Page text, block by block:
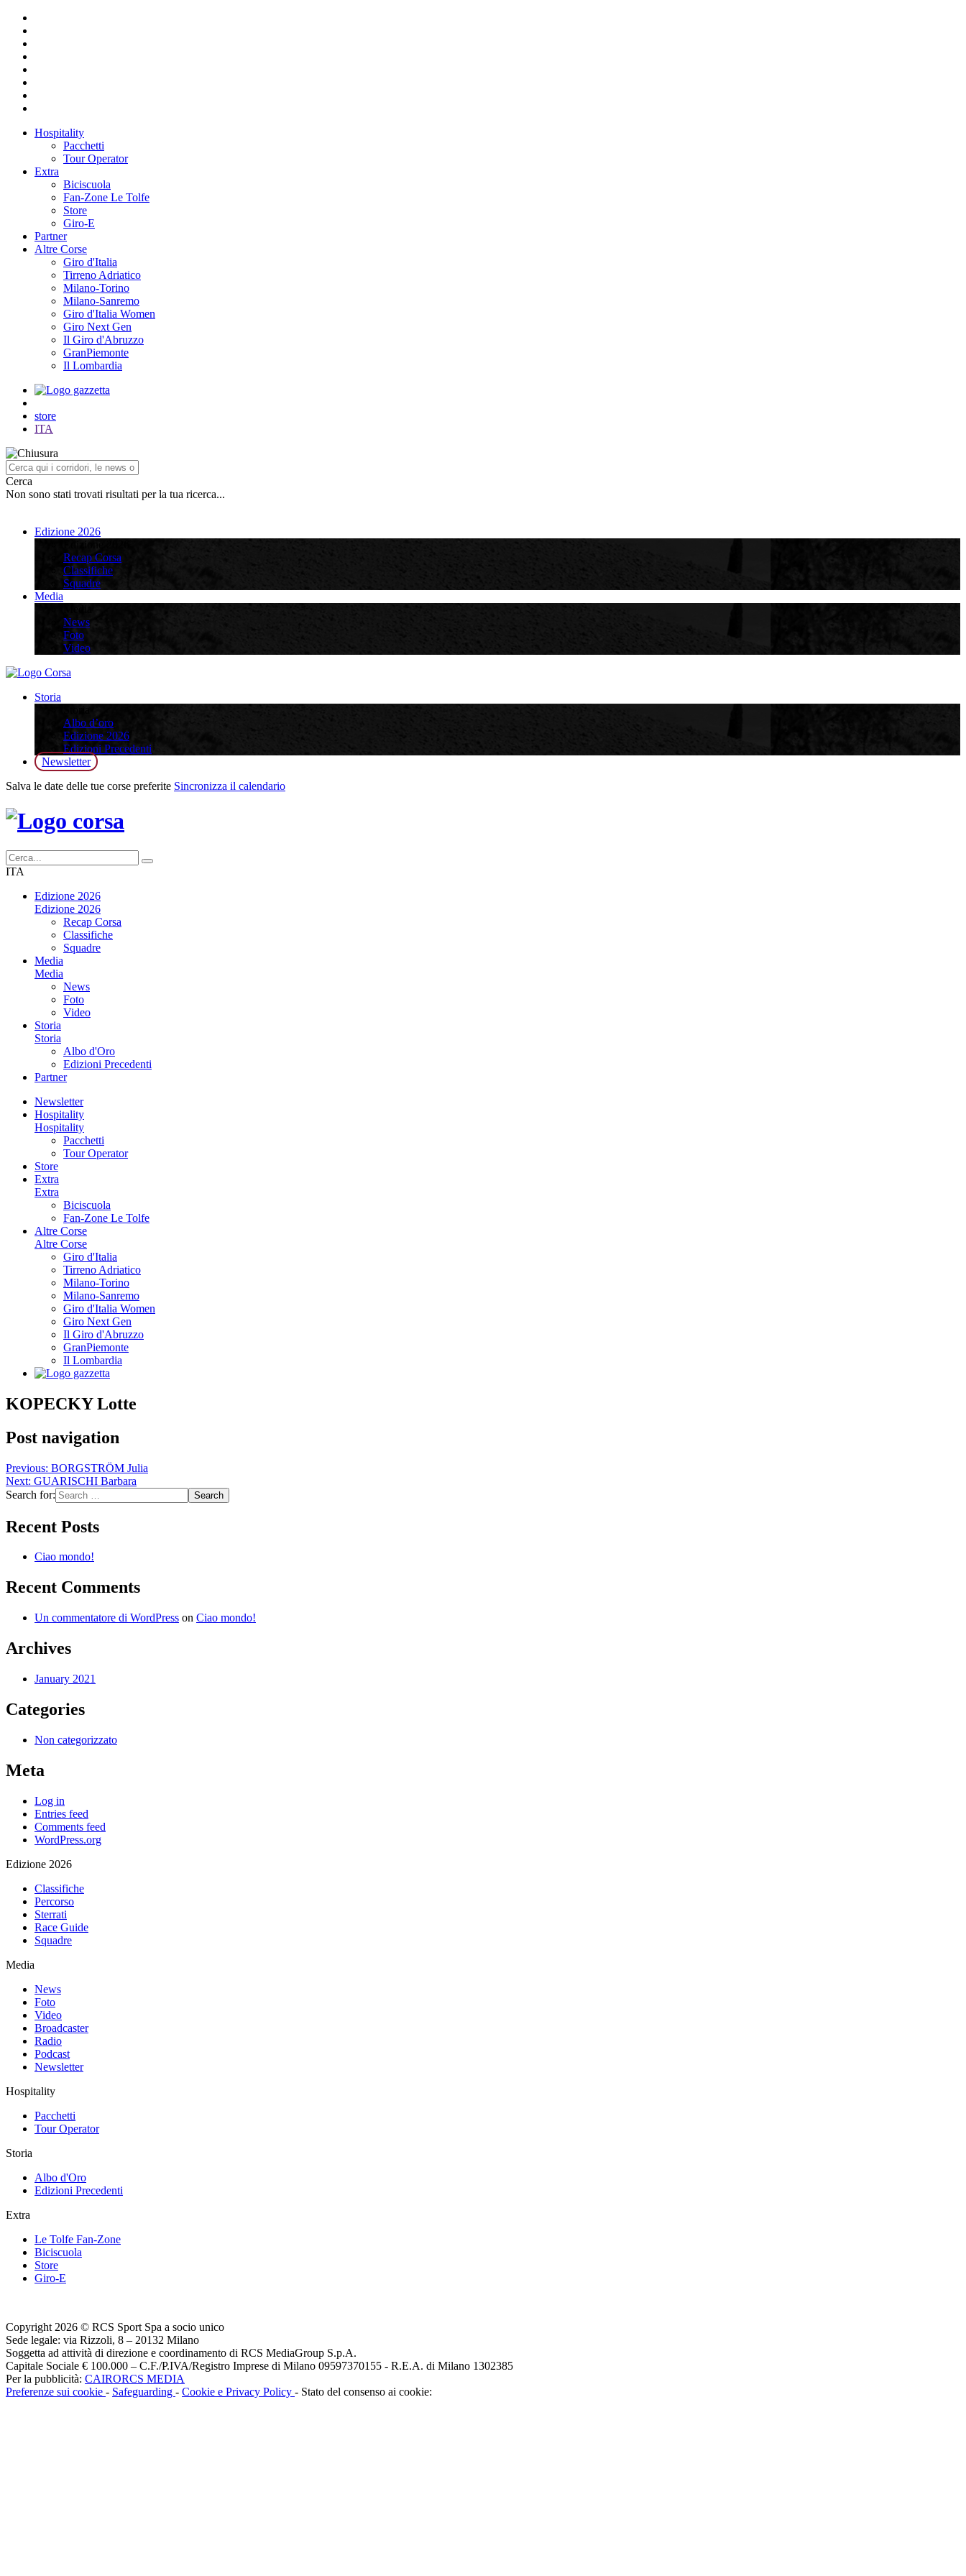
Hospitality
Pacchetti
Tour Operator
Extra
Biciscuola
Fan-Zone Le Tolfe
Store
Giro-E
Partner
Altre Corse
Giro d'Italia
Tirreno Adriatico
Milano-Torino
Milano-Sanremo
Giro d'Italia Women
Giro Next Gen
Il Giro d'Abruzzo
GranPiemonte
Il Lombardia
store
ITA
Cerca
Non sono stati trovati risultati per la tua ricerca...
Edizione 2026
Recap Corsa
Classifiche
Squadre
Media
News
Foto
Video
Storia
Albo d’oro
Edizione 2026
Edizioni Precedenti
Newsletter
Salva le date delle tue corse preferite Sincronizza il calendario
ITA
Edizione 2026
Edizione 2026
Recap Corsa
Classifiche
Squadre
Media
Media
News
Foto
Video
Storia
Storia
Albo d'Oro
Edizioni Precedenti
Partner
Newsletter
Hospitality
Hospitality
Pacchetti
Tour Operator
Store
Extra
Extra
Biciscuola
Fan-Zone Le Tolfe
Altre Corse
Altre Corse
Giro d'Italia
Tirreno Adriatico
Milano-Torino
Milano-Sanremo
Giro d'Italia Women
Giro Next Gen
Il Giro d'Abruzzo
GranPiemonte
Il Lombardia
KOPECKY Lotte
Post navigation
Previous: BORGSTRÖM Julia
Next: GUARISCHI Barbara
Search for:
Recent Posts
Ciao mondo!
Recent Comments
Un commentatore di WordPress on Ciao mondo!
Archives
January 2021
Categories
Non categorizzato
Meta
Log in
Entries feed
Comments feed
WordPress.org
Edizione 2026
Classifiche
Percorso
Sterrati
Race Guide
Squadre
Media
News
Foto
Video
Broadcaster
Radio
Podcast
Newsletter
Hospitality
Pacchetti
Tour Operator
Storia
Albo d'Oro
Edizioni Precedenti
Extra
Le Tolfe Fan-Zone
Biciscuola
Store
Giro-E
Copyright 2026 © RCS Sport Spa a socio unico
Sede legale: via Rizzoli, 8 – 20132 Milano
Soggetta ad attività di direzione e coordinamento di RCS MediaGroup S.p.A.
Capitale Sociale € 100.000 – C.F./P.IVA/Registro Imprese di Milano 09597370155 - R.E.A. di Milano 1302385
Per la pubblicità: CAIRORCS MEDIA
Preferenze sui cookie - Safeguarding - Cookie e Privacy Policy - Stato del consenso ai cookie: